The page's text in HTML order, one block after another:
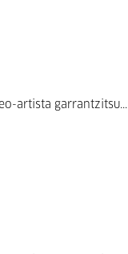
artista garrantzitsu...